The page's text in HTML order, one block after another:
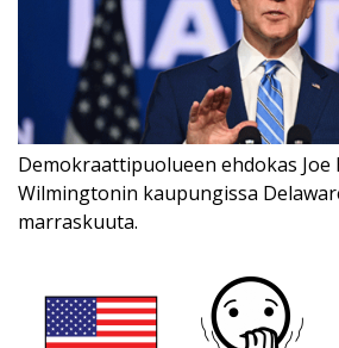
Demokraattipuolueen ehdokas Joe
Wilmingtonin kaupungissa
marraskuuta.